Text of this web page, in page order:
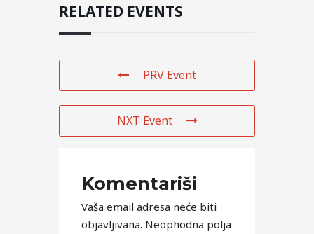
RELATED EVENTS
PRV Event
NXT Event
Komentariši
Vaša email adresa neće biti
objavljivana. Neophodna polja